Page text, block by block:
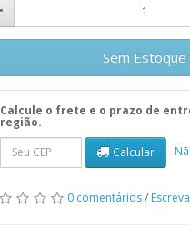
Sem Estoque
Calcule o frete e o prazo de
região.
Calcular
0 comentários/